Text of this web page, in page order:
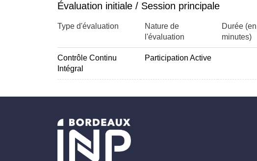
Évaluation initiale / Session principale
Type d'évaluation
Nature de
l'évaluation
Durée (en
minutes)
Contrôle Continu
Intégral
Participation Active